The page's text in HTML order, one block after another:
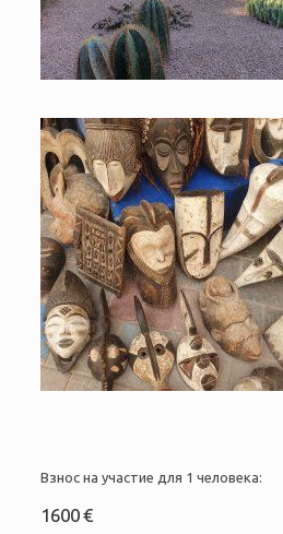
Взнос на участие для 1 человека:
1600 €